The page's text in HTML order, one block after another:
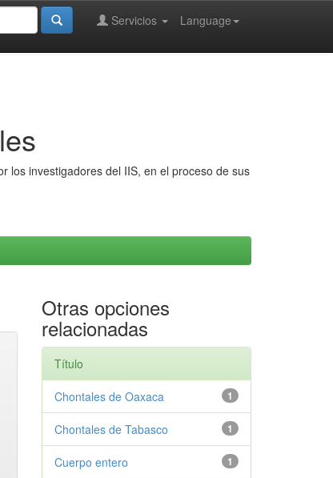
Language
Servicios
los investigadores del IIS, en el proceso de sus
Otras opciones
relacionadas
Título
1
Chontales de Oaxaca
1
Chontales de Tabasco
1
Cuerpo entero